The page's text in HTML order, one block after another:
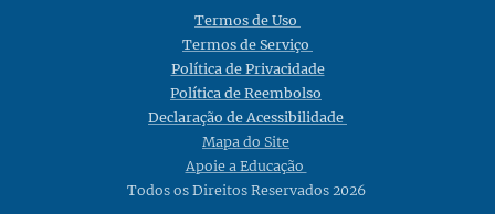
Termos de Uso
Termos de Serviço
Política de Privacidade
Política de Reembolso
Declaração de Acessibilidade
Mapa do Site
Apoie a Educação
Todos os Direitos Reservados 2026